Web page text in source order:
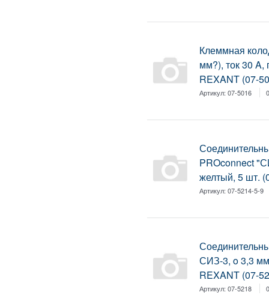
Клеммная
мм?), ток 30
REXANT (07-
Артикул:07-5016
PROconnect
желтый, 5 шт.
Артикул:07-5214-5-9
СИЗ-3, o 3,3
REXANT (07-
Артикул:07-5218